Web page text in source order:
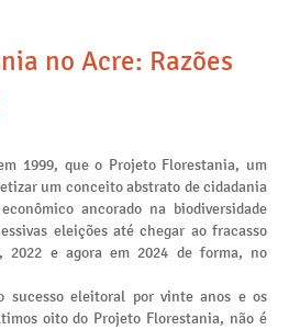
no Acre: Razões
1999, que o Projeto Florestania, um
um conceito abstrato de cidadania
ancorado na biodiversidade
eleições até chegar ao fracasso
2022 e agora em 2024 de forma, no
sucesso eleitoral por vinte anos e os
oito do Projeto Florestania, não é